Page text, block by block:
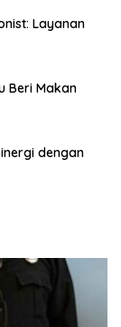
Layanan
Beri Makan
dengan